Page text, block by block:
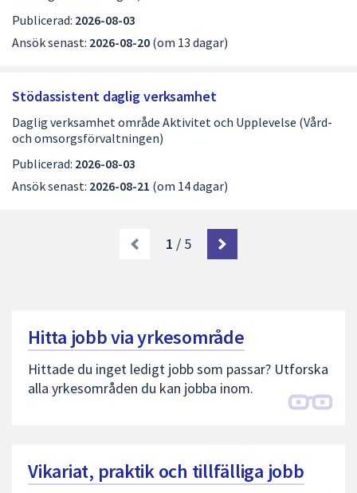
Publicerad: 2026-08-03
Ansök senast: 2026-08-20 (om 13 dagar)
Stödassistent daglig verksamhet
Daglig verksamhet område Aktivitet och Upplevelse (Vård-
och omsorgsförvaltningen)
Publicerad: 2026-08-03
Ansök senast: 2026-08-21 (om 14 dagar)
1 / 5
Hitta jobb via yrkesområde
Hittade du inget ledigt jobb som passar? Utforska
alla yrkesområden du kan jobba inom.
Vikariat, praktik och tillfälliga jobb